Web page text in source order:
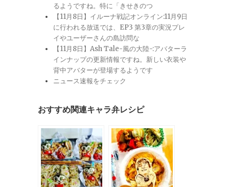
るようですね。特に「きせきのつ
【11月8日】イルーナ戦記オンライン:11月9日
に行われる放送では、EP3 第3章の実況プレ
イやユーザーさんの島訪問な
【11月8日】Ash Tale-風の大陸-:アバターラ
インナップの更新情報ですね。新しい衣装や
背中アバターが登場するようです
ニュース速報をチェック
おすすめ関連キャラ弁レシピ